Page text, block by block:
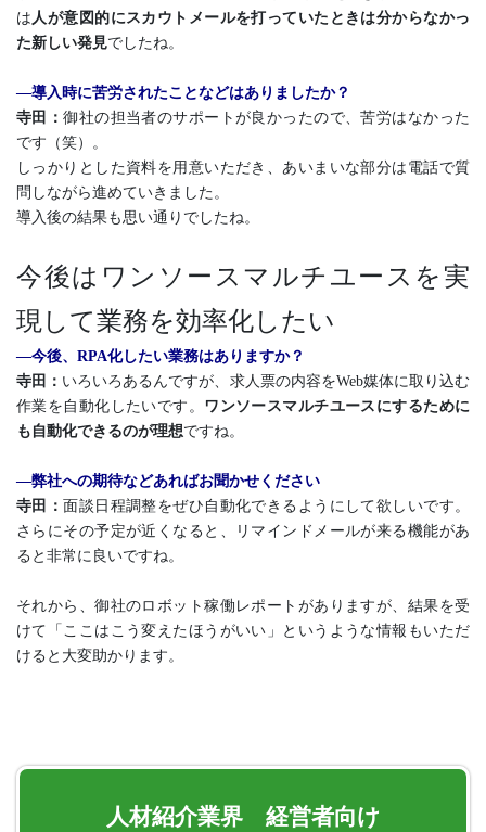
は 人が意図的にスカウトメールを打っていたときは分からなかっ
た新しい発見でしたね。
―導入時に苦労されたことなどはありましたか？
寺田：御社の担当者のサポートが良かったので、苦労はなかった
です（笑）。
しっかりとした資料を用意いただき、あいまいな部分は電話で質
問しながら進めていきました。
導入後の結果も思い通りでしたね。
今後はワンソースマルチユースを実
現して業務を効率化したい
―今後、RPA化したい業務はありますか？
寺田： いろいろあるんですが、求人票の内容をWeb媒体に取り込む
作業を自動化したいです。 ワンソースマルチユースにするために
も自動化できるのが理想ですね。
―弊社への期待などあればお聞かせください
寺田： 面談日程調整をぜひ自動化できるようにして欲しいです。
さらにその予定が近くなると、リマインドメールが来る機能があ
ると非常に良いですね。
それから、御社のロボット稼働レポートがありますが、結果を受
けて「ここはこう変えたほうがいい」というような情報もいただ
けると大変助かります。
人材紹介業界 経営者向け